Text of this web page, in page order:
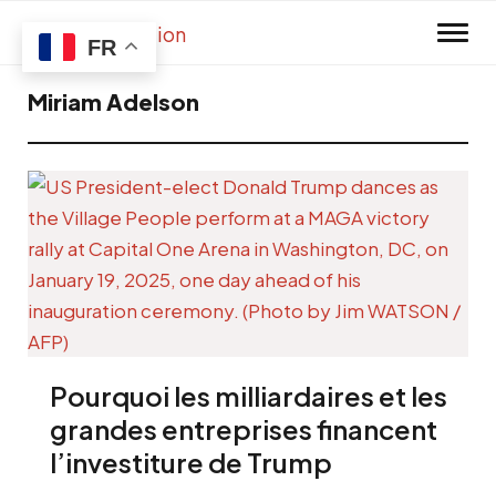
Miriam Adelson
Pourquoi les milliardaires et les
grandes entreprises financent
l’investiture de Trump
FR